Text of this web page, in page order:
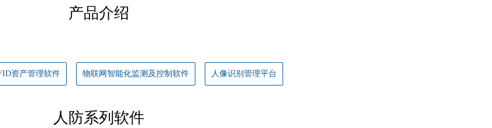
产品介绍
资产管理软件 物联网智能化监测及控制软件 人像识别管理平台
人防系列软件